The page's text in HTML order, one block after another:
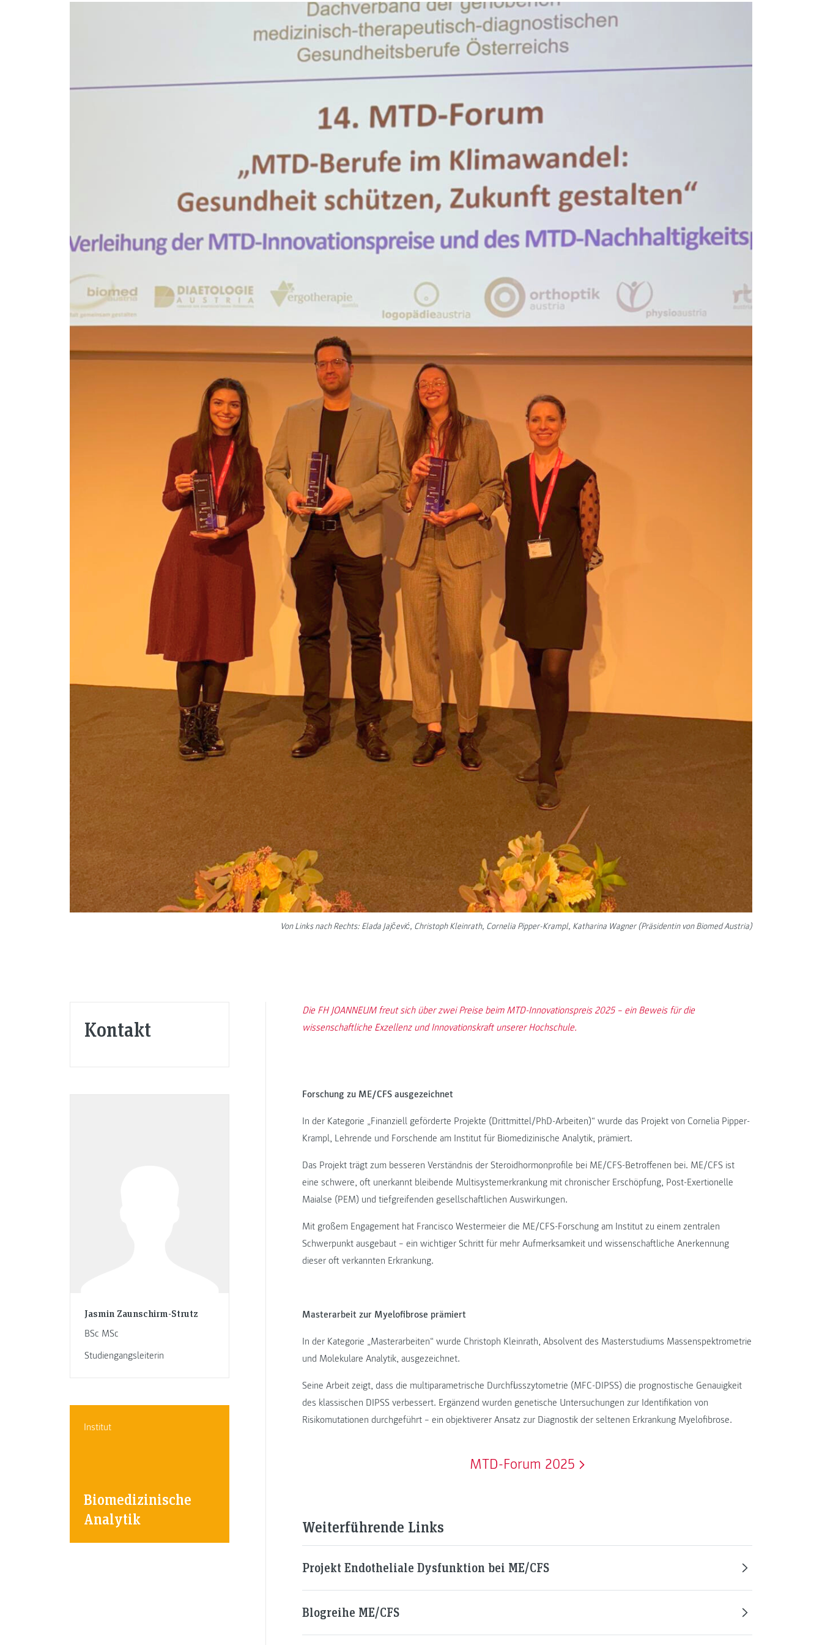
Von Links nach Rechts: Elada Jajčević, Christoph Kleinrath, Cornelia Pipper-Krampl, Katharina Wagner (Präsidentin von Biomed Austria)
Kontakt
Jasmin Zaunschirm-Strutz
BSc MSc
Studiengangsleiterin
Institut
Biomedizinische
Analytik
Die FH JOANNEUM freut sich über zwei Preise beim MTD-Innovationspreis 2025 – ein Beweis für die
wissenschaftliche Exzellenz und Innovationskraft unserer Hochschule.
Forschung zu ME/CFS ausgezeichnet
In der Kategorie „Finanziell geförderte Projekte (Drittmittel/PhD-Arbeiten)“ wurde das Projekt von Cornelia Pipper-
Krampl, Lehrende und Forschende am Institut für Biomedizinische Analytik, prämiert.
Das Projekt trägt zum besseren Verständnis der Steroidhormonprofile bei ME/CFS-Betroffenen bei. ME/CFS ist
eine schwere, oft unerkannt bleibende Multisystemerkrankung mit chronischer Erschöpfung, Post-Exertionelle
Maialse (PEM) und tiefgreifenden gesellschaftlichen Auswirkungen.
Mit großem Engagement hat Francisco Westermeier die ME/CFS-Forschung am Institut zu einem zentralen
Schwerpunkt ausgebaut – ein wichtiger Schritt für mehr Aufmerksamkeit und wissenschaftliche Anerkennung
dieser oft verkannten Erkrankung.
Masterarbeit zur Myelofibrose prämiert
In der Kategorie „Masterarbeiten“ wurde Christoph Kleinrath, Absolvent des Masterstudiums Massenspektrometrie
und Molekulare Analytik, ausgezeichnet.
Seine Arbeit zeigt, dass die multiparametrische Durchflusszytometrie (MFC-DIPSS) die prognostische Genauigkeit
des klassischen DIPSS verbessert. Ergänzend wurden genetische Untersuchungen zur Identifikation von
Risikomutationen durchgeführt – ein objektiverer Ansatz zur Diagnostik der seltenen Erkrankung Myelofibrose.
MTD-Forum 2025
Weiterführende Links
Projekt Endotheliale Dysfunktion bei ME/CFS
Blogreihe ME/CFS